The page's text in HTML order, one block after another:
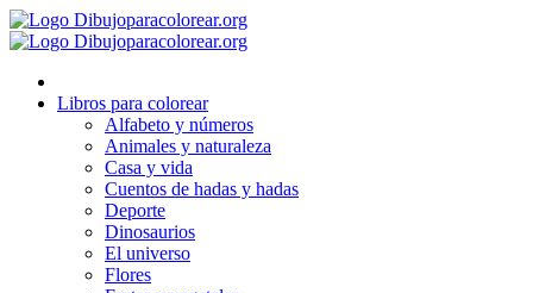
Ir
al
Libros para colorear
Alfabeto y números
Animales y naturaleza
Casa y vida
Cuentos de hadas y hadas
Deporte
Dinosaurios
El universo
Flores